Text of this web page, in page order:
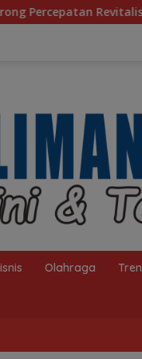
Banjarbakula dan
Olahraga